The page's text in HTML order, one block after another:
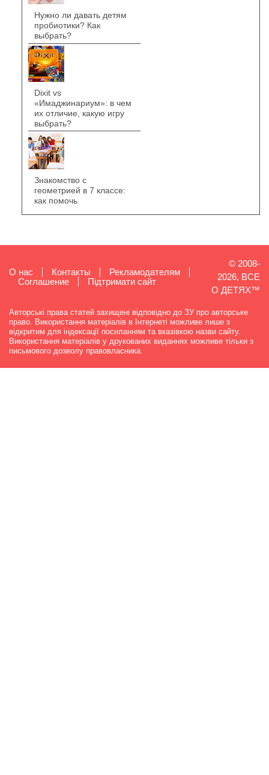
Нужно ли давать детям
пробиотики? Как
выбрать?
Dixit vs
«Имаджинариум»: в чем
их отличие, какую игру
выбрать?
Знакомство с
геометрией в 7 классе:
как помочь
О нас Контакты
Рекламодателям
Cоглашение
Підтримати сайт
© 2008-
2026, ВСЕ
О ДЕТЯХ™
Авторські права статей захищені відповідно до ЗУ про авторське
право. Використання матеріалів в Інтернеті можливе лише з
відкритим для індексації посиланням та вказівкою назви сайту.
Використання матеріалів у друкованих виданнях можливе тільки з
письмового дозволу правовласника.